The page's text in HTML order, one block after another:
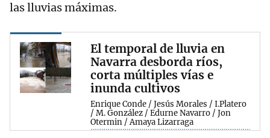
las lluvias máximas.
El temporal de lluvia en
Navarra desborda ríos,
corta múltiples vías e
inunda cultivos
Enrique Conde / Jesús Morales / I.Platero
/ M. González / Edurne Navarro / Jon
Otermin / Amaya Lizarraga